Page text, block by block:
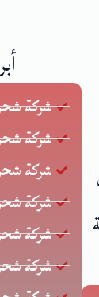
شركة
شركة
شركة
شركة
شركة
شركة